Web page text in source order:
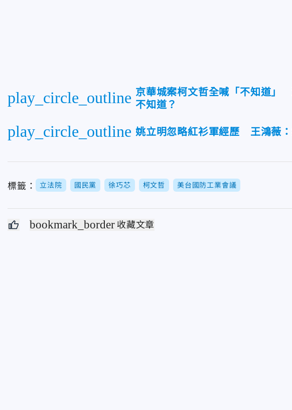
play_circle_outline 京華城案柯文哲全喊「不知道」
不知道？
play_circle_outline 姚立明忽略紅衫軍經歷 王鴻薇
標籤： 立法院 國民黨 徐巧芯 柯文哲 美台國防工業會議
bookmark_border 收藏文章